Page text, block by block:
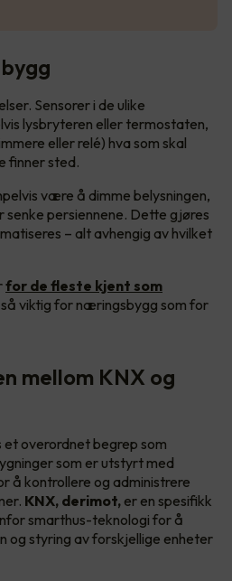
Sensorer i de ulike
lysbryteren eller termostaten,
eller relé) hva som skal
finner sted.
være å dimme belysningen,
senke persiennene. Dette gjøres
– alt avhengig av hvilket
for de fleste kjent som
så viktig for næringsbygg som for
mellom KNX og
et overordnet begrep som
som er utstyrt med
å kontrollere og administrere
KNX, derimot, er en spesifikk
smarthus-teknologi for å
og styring av forskjellige enheter